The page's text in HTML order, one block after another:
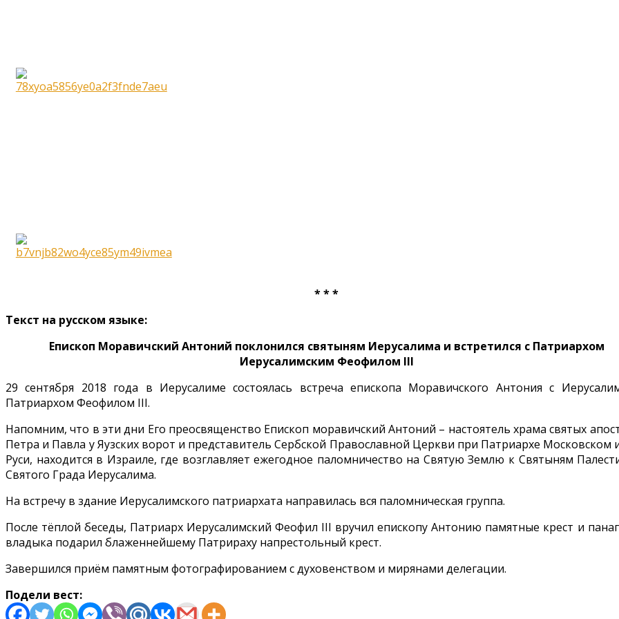
* * *
Текст на русском языке:
Епископ Моравичский Антоний поклонился святыням Иерусалима и встретился с Патриархом
Иерусалимским Феофилом III
29 сентября 2018 года в Иерусалиме состоялась встреча епископа Моравичского Антония с
Патриархом Феофилом III.
Напомним, что в эти дни Его преосвященство Епископ моравичский Антоний – настоятель храма святых
Петра и Павла у Яузских ворот и представитель Сербской Православной Церкви при Патриархе Московском
Руси, находится в Израиле, где возглавляет ежегодное паломничество на Святую Землю к Святыням
Святого Града Иерусалима.
На встречу в здание Иерусалимского патриархата направилась вся паломническая группа.
После тёплой беседы, Патриарх Иерусалимский Феофил III вручил епископу Антонию памятные крест и
владыка подарил блаженнейшему Патрираху напрестольный крест.
Завершился приём памятным фотографированием с духовенством и мирянами делегации.
Подели вест: